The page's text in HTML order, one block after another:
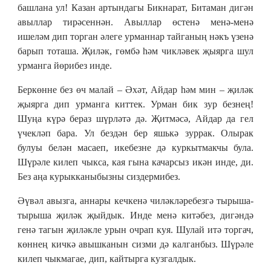
башлана ул! Казан артындагы Бикнарат, Битаман дигән
авыллар тирәсеннән. Авыллар өстенә менә-менә
ишеләм дип торган әлеге урманнар тайганың нәкъ үзенә
барып тоташа. Җиләк, гөмбә һәм чикләвек җыярга шул
урманга йөрибез инде.
Беркөнне без өч малай ‒ Әхәт, Айдар һәм мин – җиләк
җыярга дип урманга киттек. Урман бик зур безнең!
Шуңа күрә бераз шүрләтә дә. Җитмәсә, Айдар да гел
үчекләп бара. Ул бездән бер яшькә зуррак. Олырак
булуы белән масаеп, икебезне дә куркытмакчы була.
Шүрәле килеп чыкса, кая гына качарсыз икән инде, ди.
Без аңа курыкканыбызны сиздермибез.
Әүвәл авызга, аннары кечкенә чиләкләребезгә тырыша-
тырыша җиләк җыйдык. Инде менә китәбез, дигәндә
генә тагын җиләкле урын очрап куя. Шулай итә торгач,
көннең кичкә авышканын сизми дә калганбыз. Шүрәле
килеп чыкмагае, дип, кайтырга кузгалдык.